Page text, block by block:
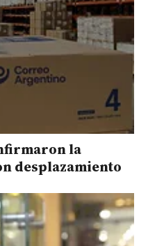
la
desplazamiento